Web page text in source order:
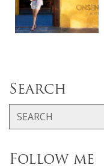
Search
Follow me